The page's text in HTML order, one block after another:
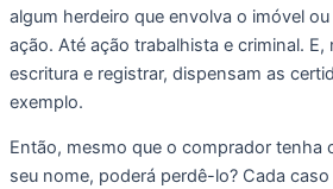
algum herdeiro que envolva o imóvel
ação. Até ação trabalhista e criminal.
escritura e registrar, dispensam as
exemplo.
Então, mesmo que o comprador tenha
seu nome, poderá perdê-lo? Cada